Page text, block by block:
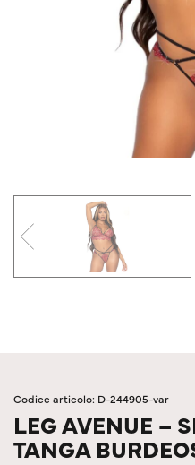
Codice articolo: D-244905-var
LEG AVENUE –
TANGA